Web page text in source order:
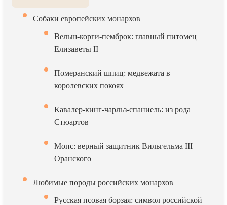
Собаки европейских монархов
Вельш-корги-пемброк: главный питомец
Елизаветы II
Померанский шпиц: медвежата в
королевских покоях
Кавалер-кинг-чарльз-спаниель: из рода
Стюартов
Мопс: верный защитник Вильгельма III
Оранского
Любимые породы российских монархов
Русская псовая борзая: символ российской